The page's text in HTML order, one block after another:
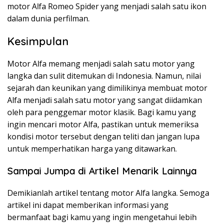
motor Alfa Romeo Spider yang menjadi salah satu ikon
dalam dunia perfilman.
Kesimpulan
Motor Alfa memang menjadi salah satu motor yang
langka dan sulit ditemukan di Indonesia. Namun, nilai
sejarah dan keunikan yang dimilikinya membuat motor
Alfa menjadi salah satu motor yang sangat diidamkan
oleh para penggemar motor klasik. Bagi kamu yang
ingin mencari motor Alfa, pastikan untuk memeriksa
kondisi motor tersebut dengan teliti dan jangan lupa
untuk memperhatikan harga yang ditawarkan.
Sampai Jumpa di Artikel Menarik Lainnya
Demikianlah artikel tentang motor Alfa langka. Semoga
artikel ini dapat memberikan informasi yang
bermanfaat bagi kamu yang ingin mengetahui lebih